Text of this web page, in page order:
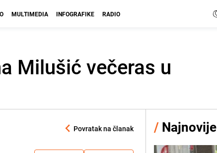
MULTIMEDIA INFOGRAFIKE RADIO
Milušić večeras u
Povratak na članak / Najnovije